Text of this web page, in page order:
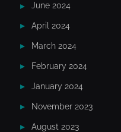
June 2024
April 2024
March 2024
February 2024
January 2024
November 2023
August 2023